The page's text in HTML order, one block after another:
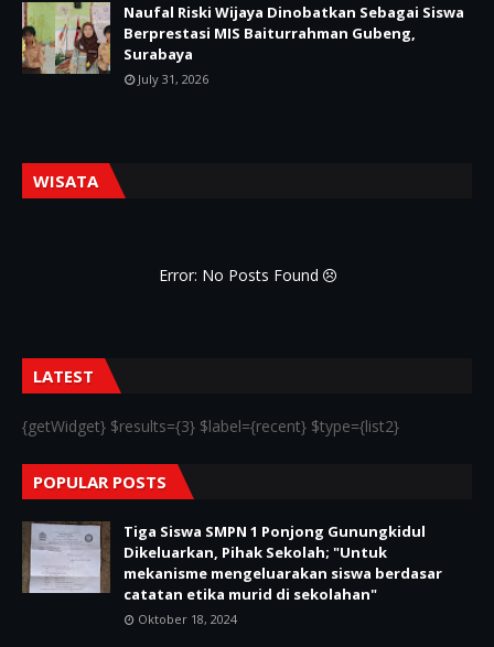
Naufal Riski Wijaya Dinobatkan Sebagai Siswa
Berprestasi MIS Baiturrahman Gubeng,
Surabaya
July 31, 2026
WISATA
Error: No Posts Found
LATEST
{getWidget} $results={3} $label={recent} $type={list2}
POPULAR POSTS
Tiga Siswa SMPN 1 Ponjong Gunungkidul
Dikeluarkan, Pihak Sekolah; "Untuk
mekanisme mengeluarakan siswa berdasar
catatan etika murid di sekolahan"
Oktober 18, 2024